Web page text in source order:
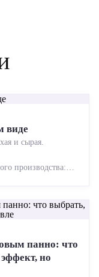
виде
и сырая.
производства:
панно: что
но